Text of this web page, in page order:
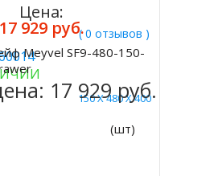
( 0 отзывов )
150 X 480 X 400
Цена:
17 929 руб.
Meyvel SF9-480-150-
17 929 руб.
(шт)